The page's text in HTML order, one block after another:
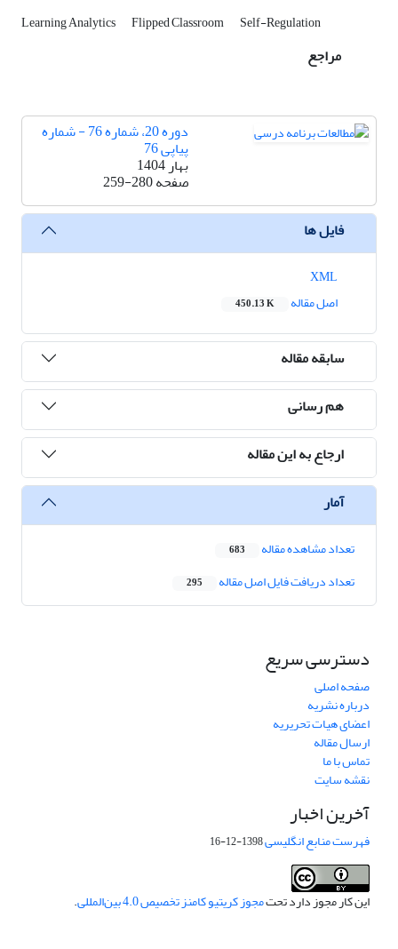
Learning Analytics Flipped Classroom Self-Regulation
مراجع
دوره 20، شماره 76 - شماره
پیاپی 76
بهار 1404
صفحه259-280
فایل ها
اصل مقاله
450.13 K
سابقه مقاله
هم رسانی
ارجاع به این مقاله
آمار
تعداد مشاهده مقاله 683
تعداد دریافت فایل اصل مقاله 295
دسترسی سریع
صفحه اصلی
درباره نشریه
اعضای هیات تحریریه
ارسال مقاله
تماس با ما
نقشه سایت
آخرین اخبار
فهرست منابع انگلیسی1398-12-16
این کار مجوز دارد تحتمجوز کریتیو کامنز تخصیص 4.0 بین‌المللی .